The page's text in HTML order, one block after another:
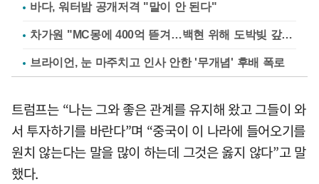
바다, 워터밤 공개저격 "말이 안 된다"
차가원 "MC몽에 400억 뜯겨…백현 위해 도박빚 갚아줘"
브라이언, 눈 마주치고 인사 안한 '무개념' 후배 폭로
트럼프는 “나는 그와 좋은 관계를 유지해 왔고 그들이 와
서 투자하기를 바란다”며 “중국이 이 나라에 들어오기를
원치 않는다는 말을 많이 하는데 그것은 옳지 않다”고 말
했다.